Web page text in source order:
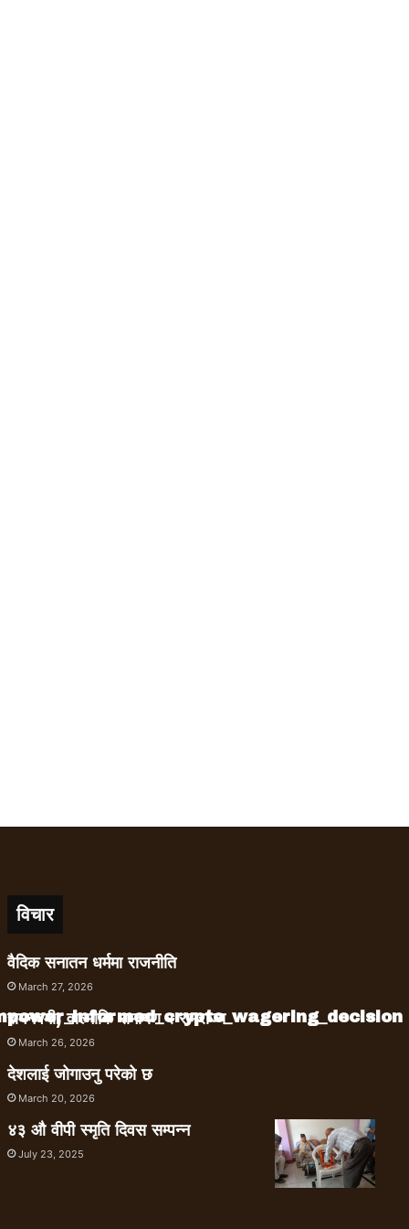
विचार
वैदिक सनातन धर्ममा राजनीति
March 27, 2026
रामनवमी, वाल्मीकि रामायण र रामराज्य
March 26, 2026
देशलाई जोगाउनु परेको छ
March 20, 2026
४३ औ वीपी स्मृति दिवस सम्पन्न
July 23, 2025